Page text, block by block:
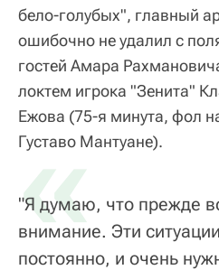
бело-голубых", главный
ошибочно не удалил с
гостей Амара
локтем игрока "Зенита"
Ежова (75-я минута, фол
Густаво Мантуане).
«
"Я думаю, что прежде
внимание. Эти
постоянно, и очень